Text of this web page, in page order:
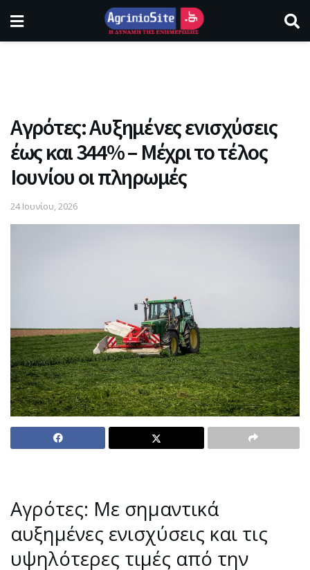
Αγρότες: Αυξημένες ενισχύσεις
έως και 344% – Μέχρι το τέλος
Ιουνίου οι πληρωμές
24 Ιουνίου, 2026
Αγρότες: Με σημαντικά
αυξημένες ενισχύσεις και τις
υψηλότερες τιμές από την